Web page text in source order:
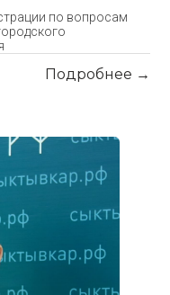
по вопросам
Подробнее →